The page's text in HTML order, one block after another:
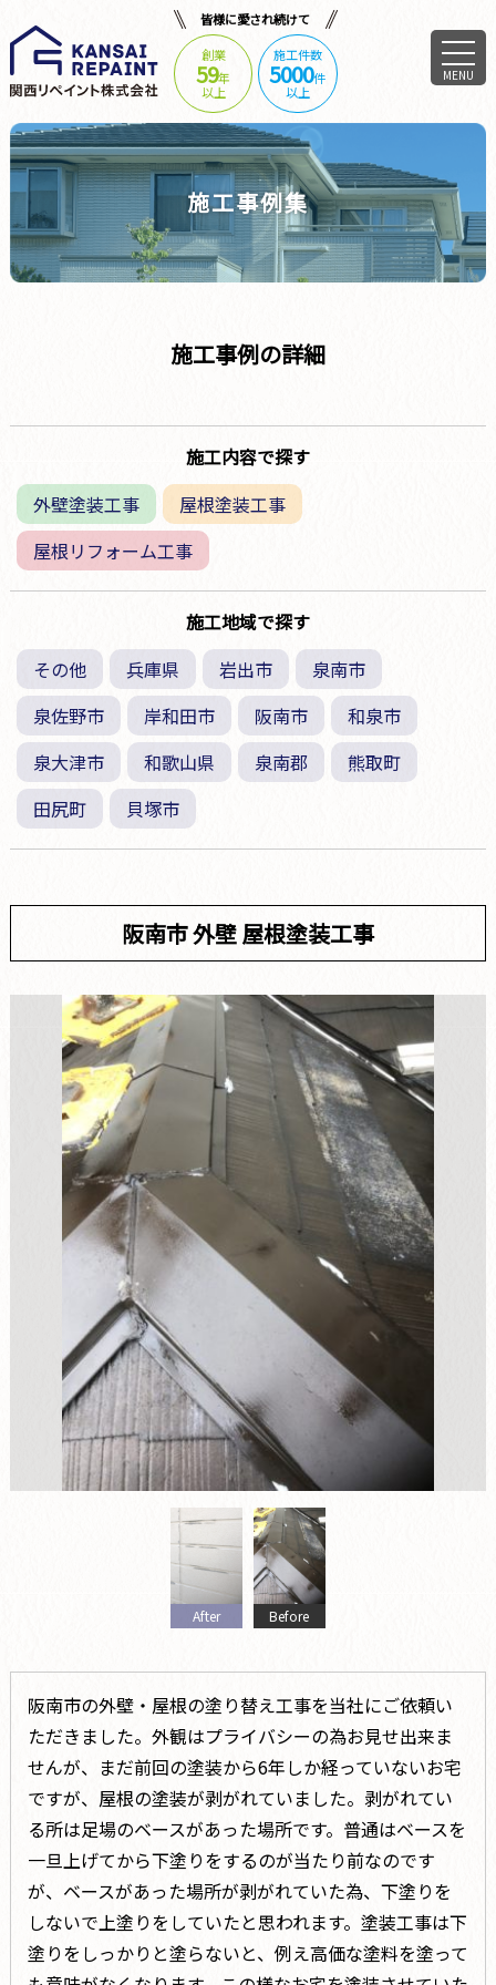
皆様に愛され続けて
創業
59年
以上
施工件数
5000件
以上
MENU
施工事例集
施工事例の詳細
施工内容で探す
外壁塗装工事
屋根塗装工事
屋根リフォーム工事
施工地域で探す
その他
兵庫県 岩出市
泉南市
泉佐野市
岸和田市 阪南市
和泉市
泉大津市
和歌山県 泉南郡
熊取町
田尻町
貝塚市
阪南市 外壁 屋根塗装工事
After Before
阪南市の外壁・屋根の塗り替え工事を当社にご依頼い
ただきました。外観はプライバシーの為お見せ出来ま
せんが、まだ前回の塗装から6年しか経っていないお宅
ですが、屋根の塗装が剥がれていました。剥がれてい
る所は足場のベースがあった場所です。普通はベースを
一旦上げてから下塗りをするのが当たり前なのです
が、ベースがあった場所が剥がれていた為、下塗りを
しないで上塗りをしていたと思われます。塗装工事は下
塗りをしっかりと塗らないと、例え高価な塗料を塗って